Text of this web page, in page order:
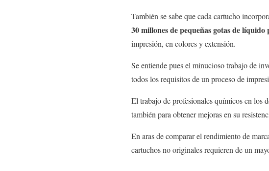
También se sabe que cada cartucho
30 millones de pequeñas gotas de líquido
impresión, en colores y extensión.
Se entiende pues el minucioso trabajo de
todos los requisitos de un proceso de
El trabajo de profesionales químicos en los
también para obtener mejoras en su
En aras de comparar el rendimiento de
cartuchos no originales requieren de un